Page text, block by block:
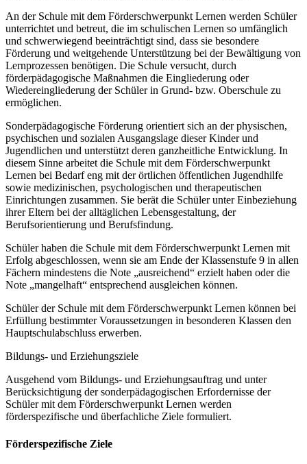
An der Schule mit dem Förderschwerpunkt Lernen werden Schüler
unterrichtet und betreut, die im schulischen Lernen so umfänglich
und schwerwiegend beeinträchtigt sind, dass sie besondere
Förderung und weitgehende Unterstützung bei der Bewältigung von
Lernprozessen benötigen. Die Schule versucht, durch
förderpädagogische Maßnahmen die Eingliederung oder
Wiedereingliederung der Schüler in Grund- bzw. Oberschule zu
ermöglichen.
Sonderpädagogische Förderung orientiert sich an der physischen,
psychischen und sozialen Ausgangslage dieser Kinder und
Jugendlichen und unterstützt deren ganzheitliche Entwicklung. In
diesem Sinne arbeitet die Schule mit dem Förderschwerpunkt
Lernen bei Bedarf eng mit der örtlichen öffentlichen Jugendhilfe
sowie medizinischen, psychologischen und therapeutischen
Einrichtungen zusammen. Sie berät die Schüler unter Einbeziehung
ihrer Eltern bei der alltäglichen Lebensgestaltung, der
Berufsorientierung und Berufsfindung.
Schüler haben die Schule mit dem Förderschwerpunkt Lernen mit
Erfolg abgeschlossen, wenn sie am Ende der Klassenstufe 9 in allen
Fächern mindestens die Note „ausreichend“ erzielt haben oder die
Note „mangelhaft“ entsprechend ausgleichen können.
Schüler der Schule mit dem Förderschwerpunkt Lernen können bei
Erfüllung bestimmter Voraussetzungen in besonderen Klassen den
Hauptschulabschluss erwerben.
Bildungs- und Erziehungsziele
Ausgehend vom Bildungs- und Erziehungsauftrag und unter
Berücksichtigung der sonderpädagogischen Erfordernisse der
Schüler mit dem Förderschwerpunkt Lernen werden
förderspezifische und überfachliche Ziele formuliert.
Förderspezifische Ziele